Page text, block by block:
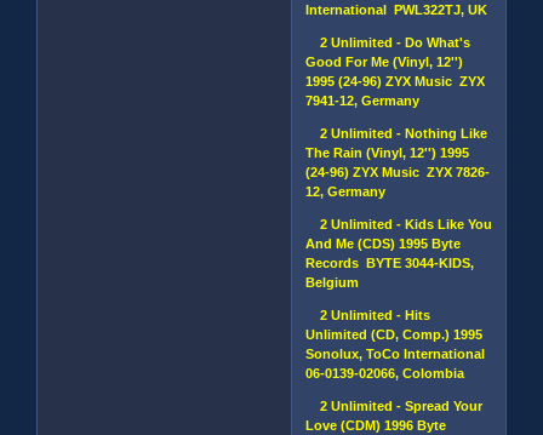
International PWL322TJ, UK
2 Unlimited - Do What's
Good For Me (Vinyl, 12'')
1995 (24-96) ZYX Music ZYX
7941-12, Germany
2 Unlimited - Nothing Like
The Rain (Vinyl, 12'') 1995
(24-96) ZYX Music ZYX 7826-
12, Germany
2 Unlimited - Kids Like You
And Me (CDS) 1995 Byte
Records BYTE 3044-KIDS,
Belgium
2 Unlimited - Hits
Unlimited (CD, Comp.) 1995
Sonolux, ToCo International
06-0139-02066, Colombia
2 Unlimited - Spread Your
Love (CDM) 1996 Byte